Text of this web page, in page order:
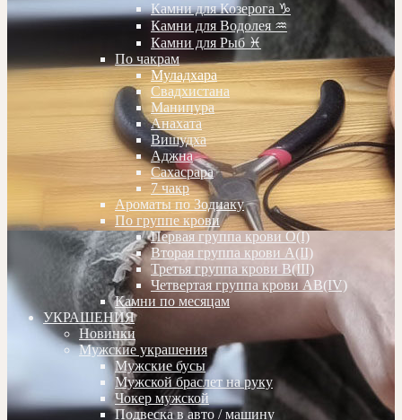
Камни для Козерога ♑️
Камни для Водолея ♒️
Камни для Рыб ♓️
По чакрам
Муладхара
Свадхистана
Манипура
Анахата
Вишудха
Аджна
Сахасрара
7 чакр
Ароматы по Зодиаку
По группе крови
Первая группа крови О(I)
Вторая группа крови А(II)
Третья группа крови В(III)
Четвертая группа крови АВ(IV)
Камни по месяцам
УКРАШЕНИЯ
Новинки
Мужские украшения
Мужские бусы
Мужской браслет на руку
Чокер мужской
Подвеска в авто / машину